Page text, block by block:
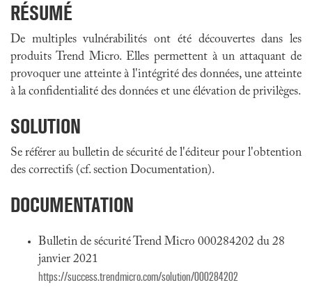
RÉSUMÉ
De multiples vulnérabilités ont été découvertes dans les
produits Trend Micro. Elles permettent à un attaquant de
provoquer une atteinte à l'intégrité des données, une atteinte
à la confidentialité des données et une élévation de privilèges.
SOLUTION
Se référer au bulletin de sécurité de l'éditeur pour l'obtention
des correctifs (cf. section Documentation).
DOCUMENTATION
Bulletin de sécurité Trend Micro 000284202 du 28
janvier 2021
https://success.trendmicro.com/solution/000284202